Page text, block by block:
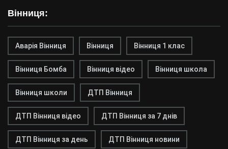
Вінниця:
Аварія Вінниця Вінниця Вінниця 1 клас
Вінниця Бомба Вінниця відео Вінниця школа
Вінниця школи ДТП Вінниця
ДТП Вінниця відео ДТП Вінниця за 7 днів
ДТП Вінниця за день ДТП Вінниця новини